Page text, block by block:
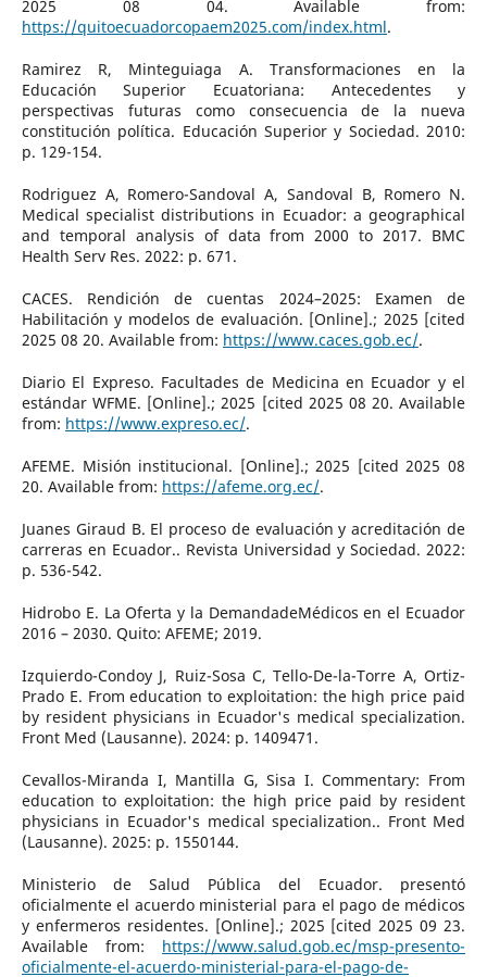
2025 08 04. Available from:
https://quitoecuadorcopaem2025.com/index.html.
Ramirez R, Minteguiaga A. Transformaciones en la
Educación Superior Ecuatoriana: Antecedentes y
perspectivas futuras como consecuencia de la nueva
constitución política. Educación Superior y Sociedad. 2010:
p. 129-154.
Rodriguez A, Romero-Sandoval A, Sandoval B, Romero N.
Medical specialist distributions in Ecuador: a geographical
and temporal analysis of data from 2000 to 2017. BMC
Health Serv Res. 2022: p. 671.
CACES. Rendición de cuentas 2024–2025: Examen de
Habilitación y modelos de evaluación. [Online].; 2025 [cited
2025 08 20. Available from: https://www.caces.gob.ec/.
Diario El Expreso. Facultades de Medicina en Ecuador y el
estándar WFME. [Online].; 2025 [cited 2025 08 20. Available
from: https://www.expreso.ec/.
AFEME. Misión institucional. [Online].; 2025 [cited 2025 08
20. Available from: https://afeme.org.ec/.
Juanes Giraud B. El proceso de evaluación y acreditación de
carreras en Ecuador.. Revista Universidad y Sociedad. 2022:
p. 536-542.
Hidrobo E. La Oferta y la DemandadeMédicos en el Ecuador
2016 – 2030. Quito: AFEME; 2019.
Izquierdo-Condoy J, Ruiz-Sosa C, Tello-De-la-Torre A, Ortiz-
Prado E. From education to exploitation: the high price paid
by resident physicians in Ecuador's medical specialization.
Front Med (Lausanne). 2024: p. 1409471.
Cevallos-Miranda I, Mantilla G, Sisa I. Commentary: From
education to exploitation: the high price paid by resident
physicians in Ecuador's medical specialization.. Front Med
(Lausanne). 2025: p. 1550144.
Ministerio de Salud Pública del Ecuador. presentó
oficialmente el acuerdo ministerial para el pago de médicos
y enfermeros residentes. [Online].; 2025 [cited 2025 09 23.
Available from: https://www.salud.gob.ec/msp-presento-
oficialmente-el-acuerdo-ministerial-para-el-pago-de-